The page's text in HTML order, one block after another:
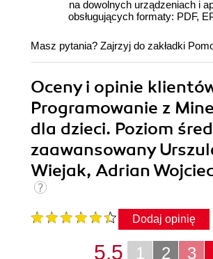
na dowolnych urządzeniach i
obsługujących formaty: PDF,
Masz pytania? Zajrzyj do zakładki
Oceny i opinie
Programowanie z
dla dzieci. Poziom
zaawansowany
Wiejak, Adrian
Dodaj opinię
3
2
1
5.5